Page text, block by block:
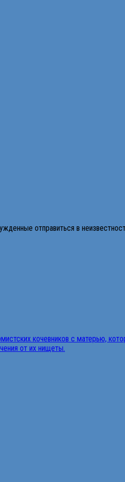
отправиться в